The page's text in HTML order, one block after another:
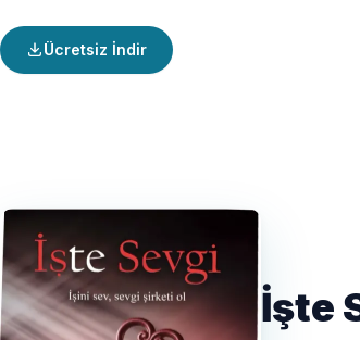
Ücretsiz İndir
İşte